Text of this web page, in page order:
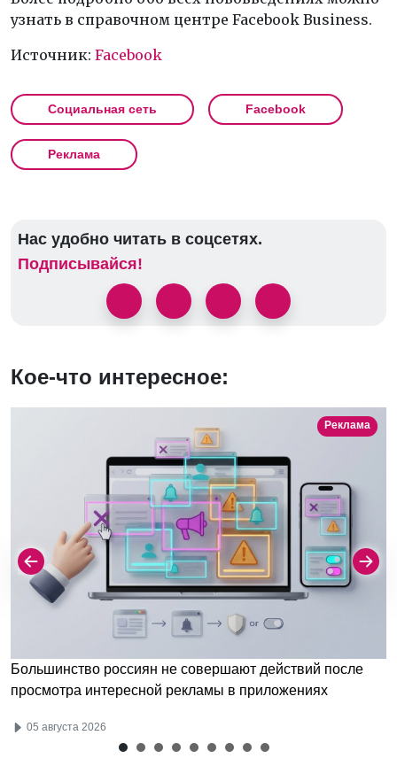
узнать в справочном центре Facebook Business.
Источник: Facebook
Социальная сеть Facebook
Реклама
Нас удобно читать в соцсетях.
Подписывайся!
Кое-что интересное:
Реклама
Большинство россиян не совершают действий после
просмотра интересной рекламы в приложениях
05 августа 2026